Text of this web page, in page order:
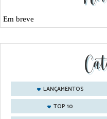
Em breve
LANÇAMENTOS
TOP 10